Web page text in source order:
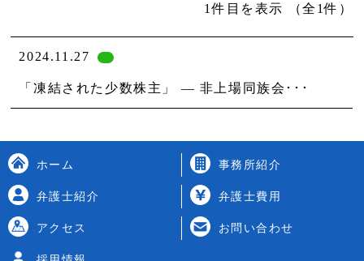
1件目を表示 （全1件）
2024.11.27
「凍結された少数株主」 ― 非上場同族会･･･
ホーム 事務所紹介
弁護士紹介 弁護士費用
アクセス お問い合わせ